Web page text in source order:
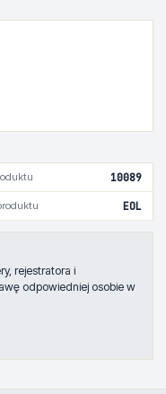
10089
EOL
rejestratora i
odpowiedniej osobie w